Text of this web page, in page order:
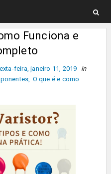
Funciona e
feira, janeiro 11, 2019
in
O que é e como